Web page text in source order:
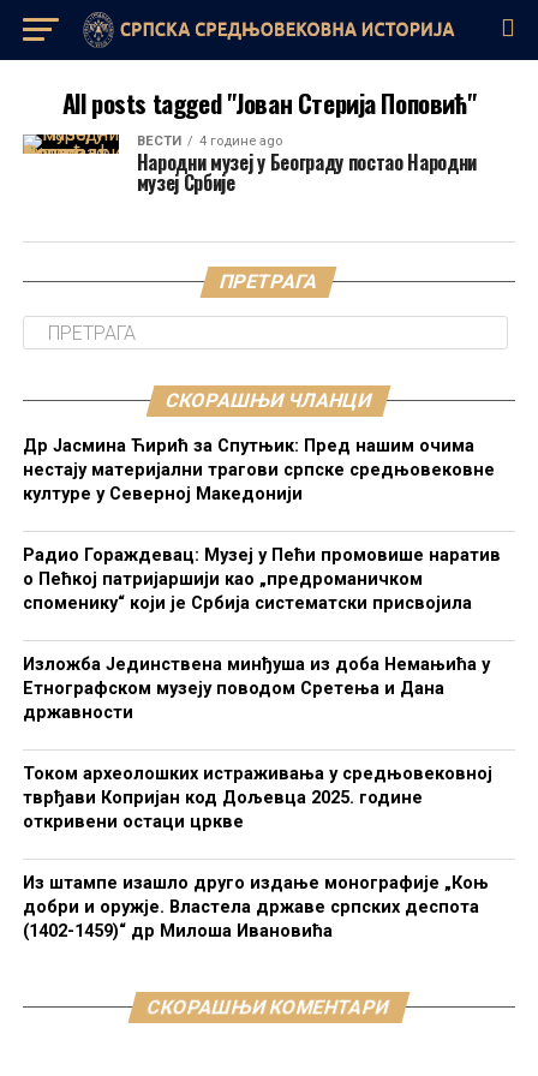
All posts tagged "Јован Стерија Поповић"
ВЕСТИ 4 године ago
Народни музеј у Београду постао Народни
музеј Србије
ПРЕТРАГА
СКОРАШЊИ ЧЛАНЦИ
Др Јасмина Ћирић за Спутњик: Пред нашим очима
нестају материјални трагови српске средњовековне
културе у Северној Македонији
Радио Гораждевац: Музеј у Пећи промовише наратив
о Пећкој патријаршији као „предроманичком
споменику“ који је Србија систематски присвојила
Изложба Јединствена минђуша из доба Немањића у
Етнографском музеју поводом Сретења и Дана
државности
Током археолошких истраживања у средњовековној
тврђави Копријан код Дољевца 2025. године
откривени остаци цркве
Из штампе изашло друго издање монографије „Коњ
добри и оружје. Властела државе српских деспота
(1402-1459)“ др Милоша Ивановића
СКОРАШЊИ КОМЕНТАРИ